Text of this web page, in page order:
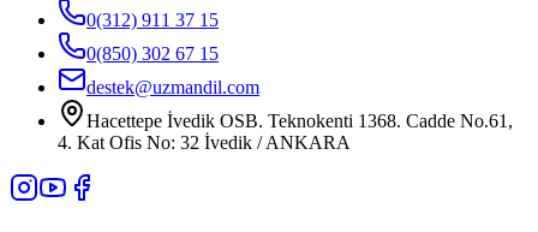
0(312) 911 37 15
0(850) 302 67 15
destek@uzmandil.com
Hacettepe İvedik OSB. Teknokenti 1368. Cadde No.61,
4. Kat Ofis No: 32 İvedik / ANKARA